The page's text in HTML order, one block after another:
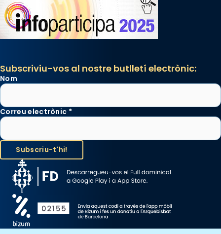
Subscriviu-vos al nostre butlletí electrònic:
Nom
Correu electrònic *